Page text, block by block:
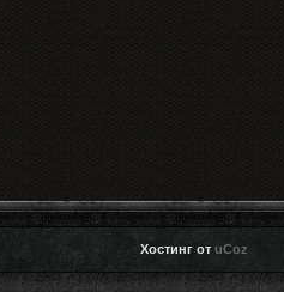
Хостинг от uCoz